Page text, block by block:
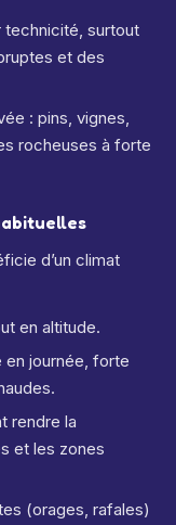
technicité, surtout
et des
: pins, vignes,
rocheuses à forte
d’un climat
en altitude.
en journée, forte
rendre la
et les zones
(orages, rafales)